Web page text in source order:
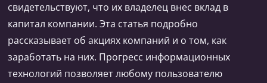
свидетельствуют, что их владелец внес вклад в
капитал компании. Эта статья подробно
рассказывает об акциях компаний и о том, как
заработать на них. Прогресс информационных
технологий позволяет любому пользователю